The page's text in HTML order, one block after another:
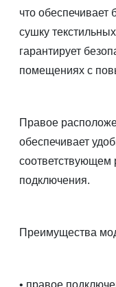
что
сушку
гарантирует
помещениях с
Правое
обеспечивает
соответствующем
подключения.
Преимущества
• правое